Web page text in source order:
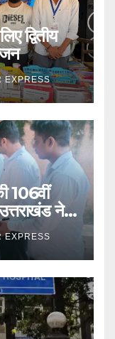
द्वितीय
EXPRESS
106वीं
ने दी
EXPRESS